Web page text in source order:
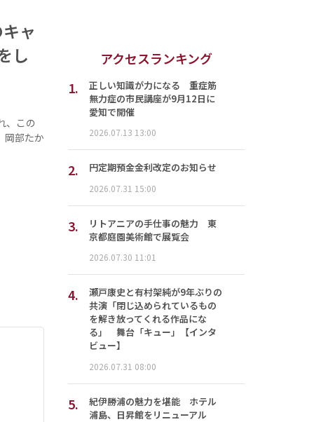
ャ
し
、この
岡部たか
アクセスランキング
1.
正しい知識が力になる 重症筋
無力症の市民講座が9月12日に
愛知で開催
2026.07.13 13:00
2. 円定期預金金利改定のお知らせ
2026.07.31 15:00
3.
リトアニアの手仕事の魅力 東
京都庭園美術館で展覧会
2026.07.30 11:01
4.
瀬戸康史と有村架純が9年ぶりの
共演「閉じ込められているもの
を解き放ってくれる作品にな
る」 舞台「キュー」【インタ
ビュー】
2026.07.31 08:00
5.
紀伊勝浦の魅力を堪能 ホテル
浦島、日昇館をリニューアル